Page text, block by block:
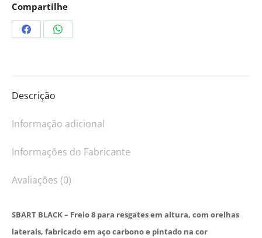
Compartilhe
Descrição
Informação adicional
Informações do Fabricante
Avaliações (0)
SBART BLACK – Freio 8 para resgates em altura, com orelhas
laterais, fabricado em aço carbono e pintado na cor